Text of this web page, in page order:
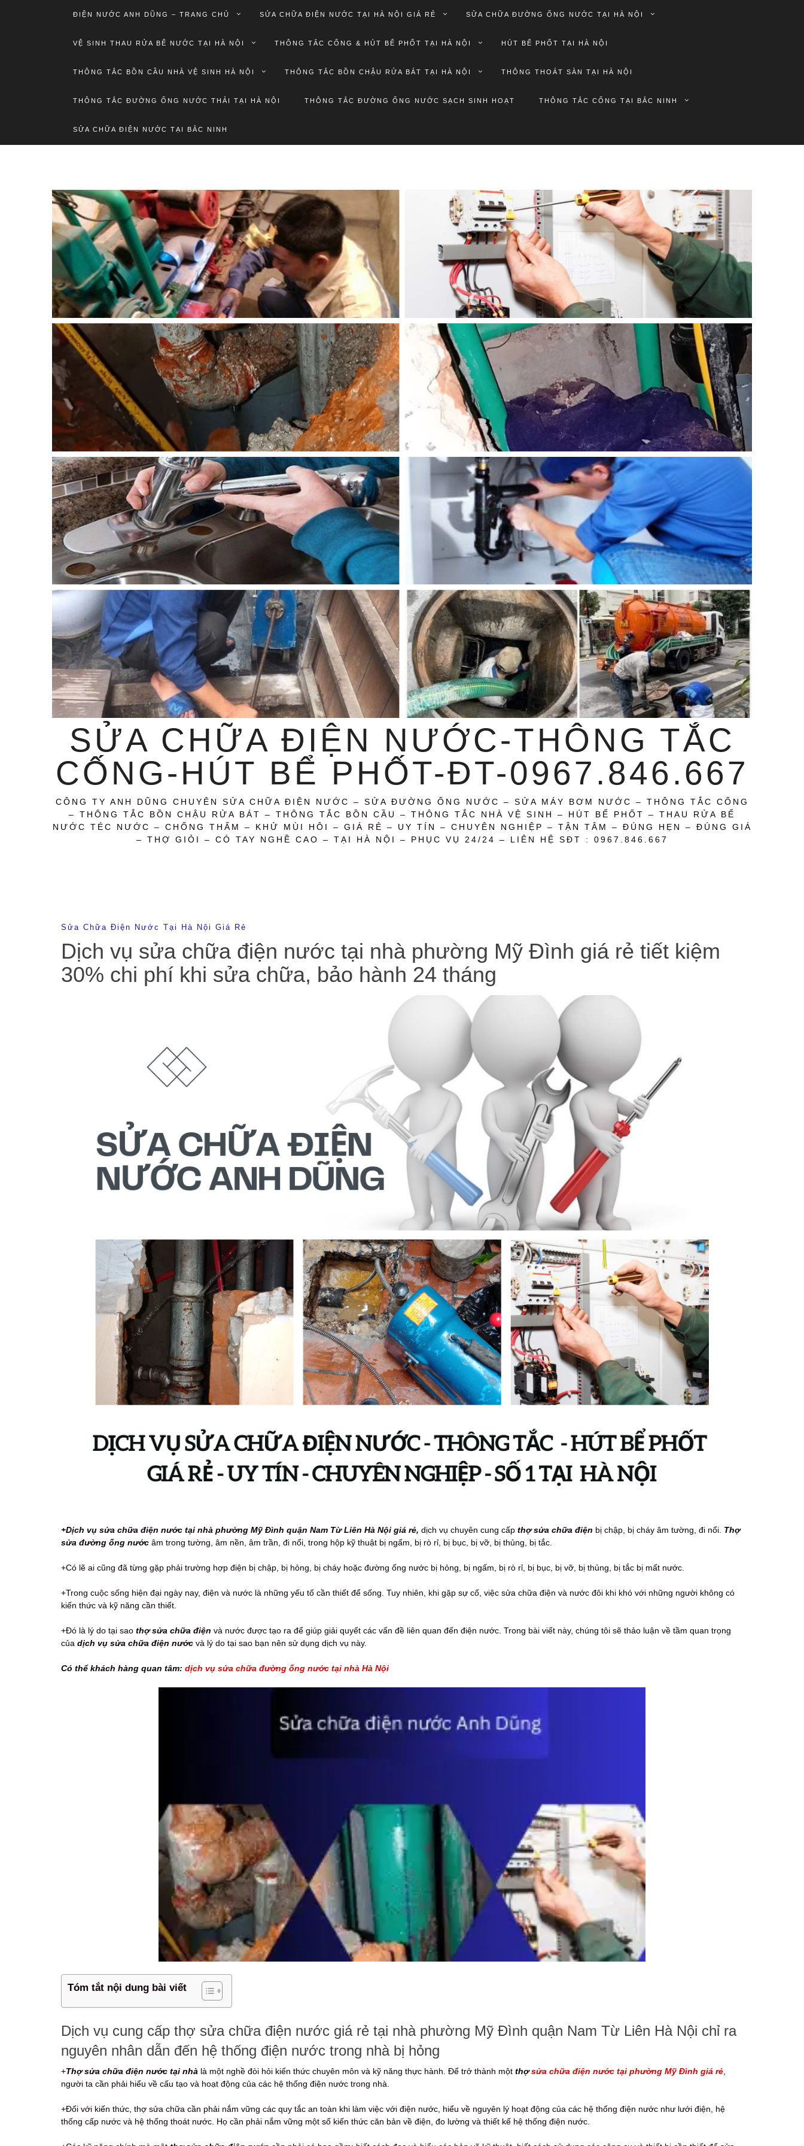
ĐIỆN NƯỚC ANH DŨNG – TRANG CHỦ SỬA CHỮA ĐIỆN NƯỚC TẠI HÀ NỘI GIÁ RẺ SỬA CHỮA ĐƯỜNG ỐNG NƯỚC TẠI HÀ NỘI
VỆ SINH THAU RỬA BỂ NƯỚC TẠI HÀ NỘI THÔNG TẮC CỐNG & HÚT BỂ PHỐT TẠI HÀ NỘI HÚT BỂ PHỐT TẠI HÀ NỘI
THÔNG TẮC BỒN CẦU NHÀ VỆ SINH HÀ NỘI THÔNG TẮC BỒN CHẬU RỬA BÁT TẠI HÀ NỘI THÔNG THOÁT SÀN TẠI HÀ NỘI
THÔNG TẮC ĐƯỜNG ỐNG NƯỚC THẢI TẠI HÀ NỘI THÔNG TẮC ĐƯỜNG ỐNG NƯỚC SẠCH SINH HOẠT THÔNG TẮC CỐNG TẠI BẮC NINH
SỬA CHỮA ĐIỆN NƯỚC TẠI BẮC NINH
SỬA CHỮA ĐIỆN NƯỚC-THÔNG TẮC
CỐNG-HÚT BỂ PHỐT-ĐT-0967.846.667
CÔNG TY ANH DŨNG CHUYÊN SỬA CHỮA ĐIỆN NƯỚC – SỬA ĐƯỜNG ỐNG NƯỚC – SỬA MÁY BƠM NƯỚC – THÔNG TẮC CỐNG
– THÔNG TẮC BỒN CHẬU RỬA BÁT – THÔNG TẮC BỒN CẦU – THÔNG TẮC NHÀ VỆ SINH – HÚT BỂ PHỐT – THAU RỬA BỂ
NƯỚC TÉC NƯỚC – CHỐNG THẤM – KHỬ MÙI HÔI – GIÁ RẺ – UY TÍN – CHUYÊN NGHIỆP – TẬN TÂM – ĐÚNG HẸN – ĐÚNG GIÁ
– THỢ GIỎI – CÓ TAY NGHỀ CAO – TẠI HÀ NỘI – PHỤC VỤ 24/24 – LIÊN HỆ SĐT : 0967.846.667
Sửa Chữa Điện Nước Tại Hà Nội Giá Rẻ
Dịch vụ sửa chữa điện nước tại nhà phường Mỹ Đình giá rẻ tiết kiệm
30% chi phí khi sửa chữa, bảo hành 24 tháng
+Dịch vụ sửa chữa điện nước tại nhà phường Mỹ Đình quận Nam Từ Liên Hà Nội giá rẻ, dịch vụ chuyên cung cấp thợ sửa chữa điện bị chập, bị cháy âm tường, đi nổi. Thợ
sửa đường ống nước âm trong tường, âm nền, âm trần, đi nổi, trong hộp kỹ thuật bị ngấm, bị rò rỉ, bị bục, bị vỡ, bị thủng, bị tắc.
+Có lẽ ai cũng đã từng gặp phải trường hợp điện bị chập, bị hỏng, bị cháy hoặc đường ống nước bị hỏng, bị ngấm, bị rò rỉ, bị bục, bị vỡ, bị thủng, bị tắc bị mất nước.
+Trong cuộc sống hiện đại ngày nay, điện và nước là những yếu tố cần thiết để sống. Tuy nhiên, khi gặp sự cố, việc sửa chữa điện và nước đôi khi khó với những người không có
kiến thức và kỹ năng cần thiết.
+Đó là lý do tại sao thợ sửa chữa điện và nước được tạo ra để giúp giải quyết các vấn đề liên quan đến điện nước. Trong bài viết này, chúng tôi sẽ thảo luận về tầm quan trọng
của dịch vụ sửa chữa điện nước và lý do tại sao bạn nên sử dụng dịch vụ này.
Có thể khách hàng quan tâm: dịch vụ sửa chữa đường ống nước tại nhà Hà Nội
Tóm tắt nội dung bài viết
Dịch vụ cung cấp thợ sửa chữa điện nước giá rẻ tại nhà phường Mỹ Đình quận Nam Từ Liên Hà Nội chỉ ra
nguyên nhân dẫn đến hệ thống điện nước trong nhà bị hỏng
+Thợ sửa chữa điện nước tại nhà là một nghề đòi hỏi kiến thức chuyên môn và kỹ năng thực hành. Để trở thành một thợsửa chữa điện nước tại phường Mỹ Đình giá rẻ
người ta cần phải hiểu về cấu tạo và hoạt động của các hệ thống điện nước trong nhà.
+Đối với kiến thức, thợ sửa chữa cần phải nắm vững các quy tắc an toàn khi làm việc với điện nước, hiểu về nguyên lý hoạt động của các hệ thống điện nước như lưới điện, hệ
thống cấp nước và hệ thống thoát nước. Họ cần phải nắm vững một số kiến thức căn bản về điện, đo lường và thiết kế hệ thống điện nước.